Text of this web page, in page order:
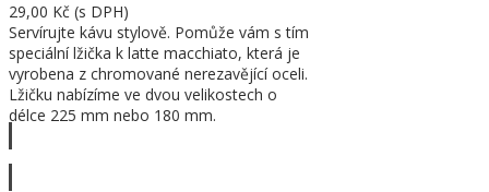
29,00 Kč (s DPH)
Servírujte kávu stylově. Pomůže vám s tím
speciální lžička k latte macchiato, která je
vyrobena z chromované nerezavějící oceli.
Lžičku nabízíme ve dvou velikostech o
délce 225 mm nebo 180 mm.